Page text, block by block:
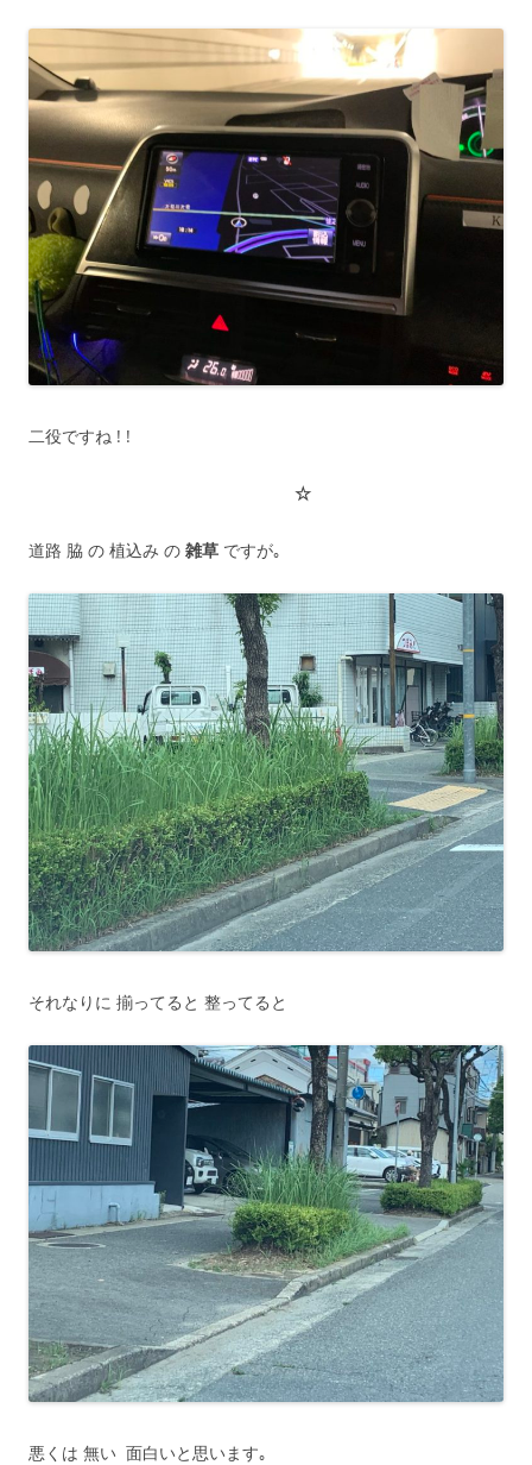
二役ですね ! !
☆
道路 脇 の 植込み の 雑草 ですが｡
それなりに 揃ってると 整ってると
悪くは 無い 面白いと思います｡